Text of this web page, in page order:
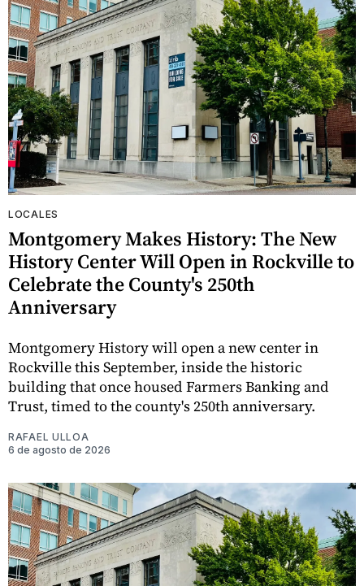
LOCALES
Montgomery Makes History: The New
History Center Will Open in Rockville to
Celebrate the County's 250th
Anniversary
Montgomery History will open a new center in
Rockville this September, inside the historic
building that once housed Farmers Banking and
Trust, timed to the county's 250th anniversary.
RAFAEL ULLOA
6 de agosto de 2026